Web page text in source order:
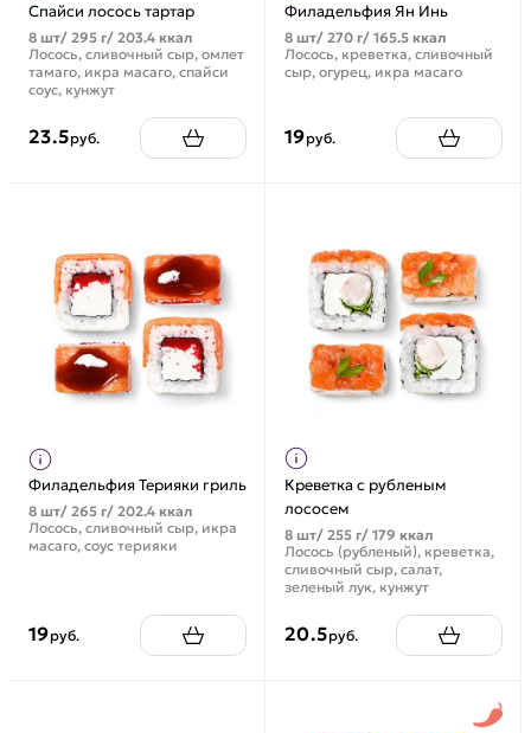
Спайси лосось тартар
8 шт/ 295 г/ 203.4 ккал
Лосось, сливочный сыр, омлет
тамаго, икра масаго, спайси
соус, кунжут
23.5руб.
Филадельфия Ян Инь
8 шт/ 270 г/ 165.5 ккал
Лосось, креветка, сливочный
сыр, огурец, икра масаго
19руб.
Филадельфия Терияки гриль
8 шт/ 265 г/ 202.4 ккал
Лосось, сливочный сыр, икра
масаго, соус терияки
19руб.
Креветка с рубленым
лососем
8 шт/ 255 г/ 179 ккал
Лосось (рубленый), креветка,
сливочный сыр, салат,
зеленый лук, кунжут
20.5руб.